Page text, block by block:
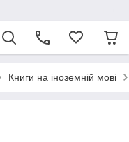
Книги на іноземній мові